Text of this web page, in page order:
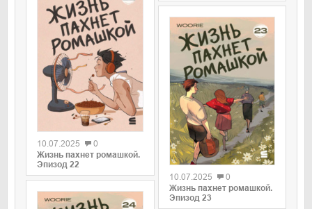
10.07.2025
0
Жизнь пахнет ромашкой.
Эпизод 22
0
10.07.2025
0
Жизнь пахнет ромашкой.
Эпизод 23